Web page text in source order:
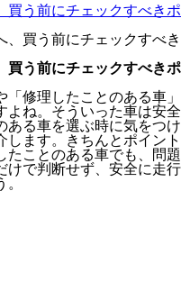
買う前にチェックすべきポ
買う前にチェックすべきポ
修理したことのある車」
よね。そういった車は安全
ある車を選ぶ時に気をつけ
ます。きちんとポイント
たことのある車でも、問題
けで判断せず、安全に走行